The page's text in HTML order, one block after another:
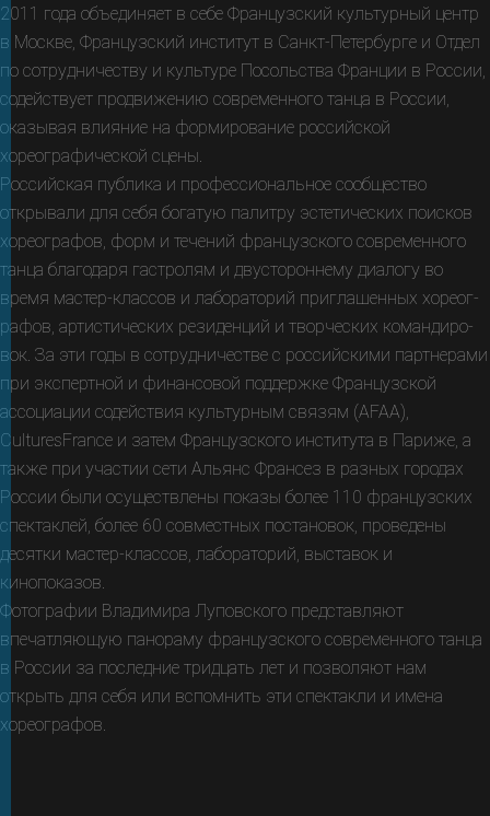
2011 года объеди­няет в себе Француз­ский куль­тур­ный центр
в Москве, Француз­ский институт в Санкт-Петер­бурге и Oтдел
по сотрудни­чес­тву и культуре Посоль­ства Франции в Рос­сии,
содей­ствует про­движе­нию современ­ного танца в России,
оказывая влия­ние на формирова­ние россий­ской
хореографи­ческой сцены.
Российская публика и профессиональ­ное сообще­ство
открывали для себя богатую палитру эстетичес­ких поисков
хореогра­фов, форм и тече­ний француз­ского современ­ного
танца благодаря гастро­лям и дву­сторон­нему диалогу во
время мастер-классов и лабора­торий при­глашен­ных хореог­
рафов, артистичес­ких резиден­ций и творчес­ких коман­диро­
вок. За эти годы в сотру­дни­чес­тве с рос­сий­скими партнера­ми
при эксперт­ной и финан­совой под­дер­жке Француз­ской
ассоциа­ции содей­ствия культур­ным связям (AFAA),
CulturesFrance и затем Француз­ского института в Париже, а
также при участии сети Альянс Франсез в разных городах
России были осуще­ствле­ны показы более 110 француз­ских
спектак­лей, более 60 совмест­ных постановок, проведены
десятки мастер-классов, лаборато­рий, выставок и
кинопоказов.
Фотографии Владимира Луповского представляют
впечатляю­щую панораму француз­ского современ­ного танца
в России за послед­ние трид­цать лет и позволяют нам
открыть для себя или вспомнить эти спектакли и имена
хореографов.